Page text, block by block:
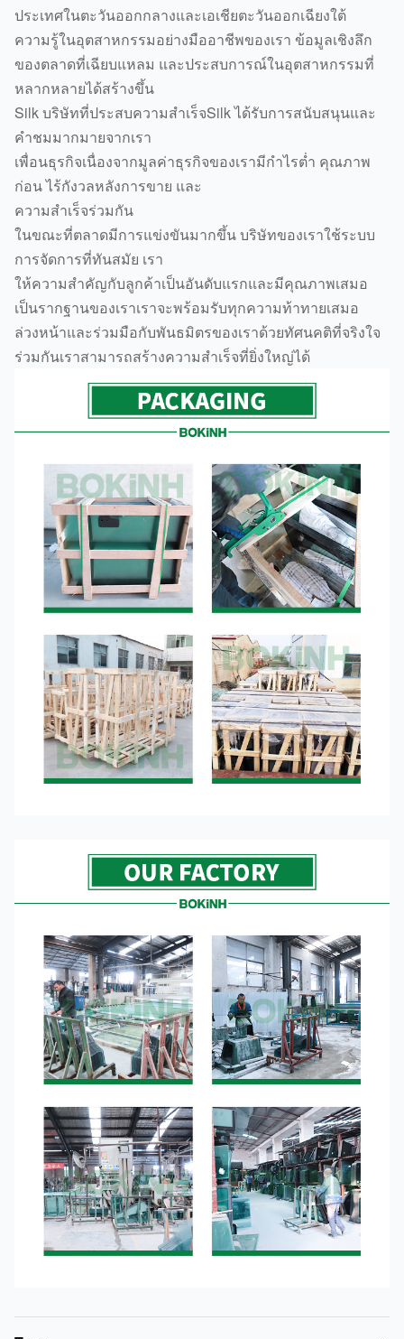
ประเทศในตะวันออกกลางและเอเชียตะวันออกเฉียงใต้
ความรู้ในอุตสาหกรรมอย่างมืออาชีพของเรา ข้อมูลเชิงลึก
ของตลาดที่เฉียบแหลม และประสบการณ์ในอุตสาหกรรมที่
หลากหลายได้สร้างขึ้น
Silk บริษัทที่ประสบความสำเร็จSilk ได้รับการสนับสนุนและ
คำชมมากมายจากเรา
เพื่อนธุรกิจเนื่องจากมูลค่าธุรกิจของเรามีกำไรต่ำ คุณภาพ
ก่อน ไร้กังวลหลังการขาย และ
ความสำเร็จร่วมกัน
ในขณะที่ตลาดมีการแข่งขันมากขึ้น บริษัทของเราใช้ระบบ
การจัดการที่ทันสมัย ​​เรา
ให้ความสำคัญกับลูกค้าเป็นอันดับแรกและมีคุณภาพเสมอ
เป็นรากฐานของเราเราจะพร้อมรับทุกความท้าทายเสมอ
ล่วงหน้าและร่วมมือกับพันธมิตรของเราด้วยทัศนคติที่จริงใจ
ร่วมกันเราสามารถสร้างความสำเร็จที่ยิ่งใหญ่ได้